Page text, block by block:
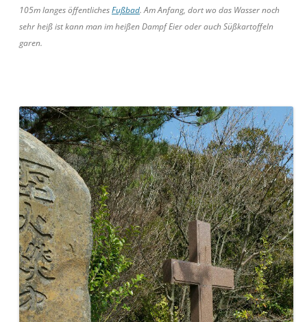
105m langes öffentlichesFußbad. Am Anfang, dort wo das Wasser noch
sehr heiß ist kann man im heißen Dampf Eier oder auch Süßkartoffeln
garen.